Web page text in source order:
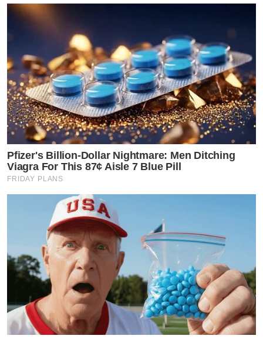
Pfizer's Billion-Dollar Nightmare: Men Ditching
Viagra For This 87¢ Aisle 7 Blue Pill
FRIDAY PLANS